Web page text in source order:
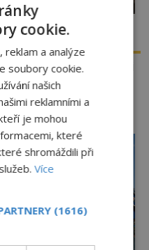
pěstí!
teorie. Výraz tsunami
tsu (přístav) a
vlnu, která je na
Ačkoli je
výška vlny
1,5 metru. Máme se
Evropě? Vznik
cookie.
reklam a analýze
soubory cookie.
našich
reklamními a
je mohou
které
shromáždili při
Více
(1616)